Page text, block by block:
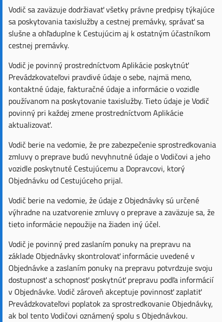
Vodič sa zaväzuje dodržiavať všetky právne predpisy týkajúce
sa poskytovania taxislužby a cestnej premávky, správať sa
slušne a ohľaduplne k Cestujúcim aj k ostatným účastníkom
cestnej premávky.
Vodič je povinný prostredníctvom Aplikácie poskytnúť
Prevádzkovateľovi pravdivé údaje o sebe, najmä meno,
kontaktné údaje, fakturačné údaje a informácie o vozidle
používanom na poskytovanie taxislužby. Tieto údaje je Vodič
povinný pri každej zmene prostredníctvom Aplikácie
aktualizovať.
Vodič berie na vedomie, že pre zabezpečenie sprostredkovania
zmluvy o preprave budú nevyhnutné údaje o Vodičovi a jeho
vozidle poskytnuté Cestujúcemu a Dopravcovi, ktorý
Objednávku od Cestujúceho prijal.
Vodič berie na vedomie, že údaje z Objednávky sú určené
výhradne na uzatvorenie zmluvy o preprave a zaväzuje sa, že
tieto informácie nepoužije na žiaden iný účel.
Vodič je povinný pred zaslaním ponuky na prepravu na
základe Objednávky skontrolovať informácie uvedené v
Objednávke a zaslaním ponuky na prepravu potvrdzuje svoju
dostupnosť a schopnosť poskytnúť prepravu podľa informácií
v Objednávke. Vodič zároveň akceptuje povinnosť zaplatiť
Prevádzkovateľovi poplatok za sprostredkovanie Objednávky,
ak bol tento Vodičovi oznámený spolu s Objednávkou.